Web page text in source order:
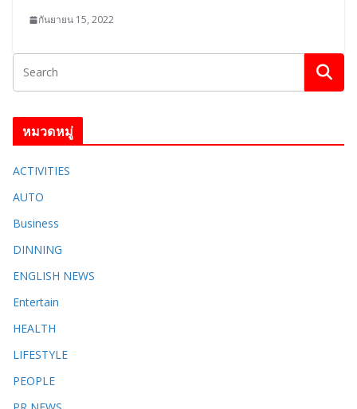
กันยายน 15, 2022
หมวดหมู่
ACTIVITIES
AUTO
Business
DINNING
ENGLISH​ NEWS
Entertain
HEALTH
LIFESTYLE
PEOPLE